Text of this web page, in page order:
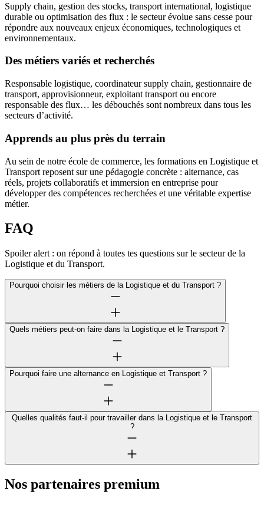
Supply chain, gestion des stocks, transport international, logistique
durable ou optimisation des flux : le secteur évolue sans cesse pour
répondre aux nouveaux enjeux économiques, technologiques et
environnementaux.
Des métiers variés et recherchés
Responsable logistique, coordinateur supply chain, gestionnaire de
transport, approvisionneur, exploitant transport ou encore
responsable des flux… les débouchés sont nombreux dans tous les
secteurs d’activité.
Apprends au plus près du terrain
Au sein de notre école de commerce, les formations en Logistique et
Transport reposent sur une pédagogie concrète : alternance, cas
réels, projets collaboratifs et immersion en entreprise pour
développer des compétences recherchées et une véritable expertise
métier.
FAQ
Spoiler alert : on répond à toutes tes questions sur le secteur de la
Logistique et du Transport.
Pourquoi choisir les métiers de la Logistique et du Transport ?
Quels métiers peut-on faire dans la Logistique et le Transport ?
Pourquoi faire une alternance en Logistique et Transport ?
Quelles qualités faut-il pour travailler dans la Logistique et le Transport
?
Nos partenaires premium